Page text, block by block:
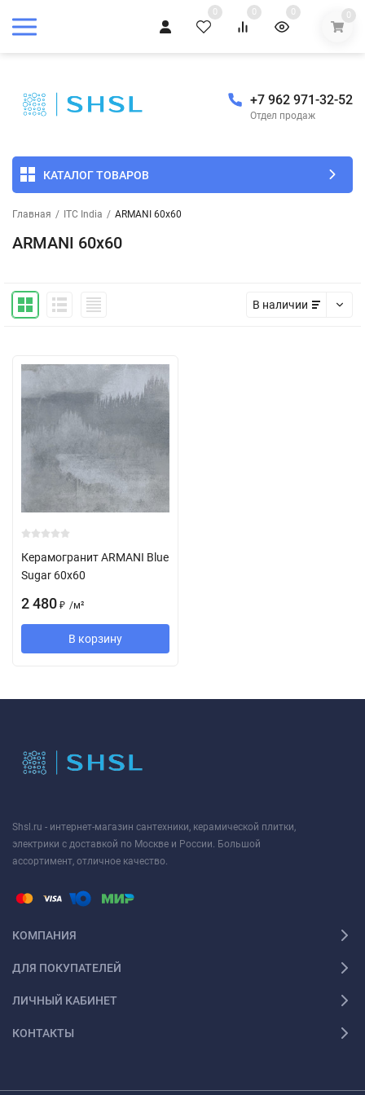
0 0 0 0
+7 962 971-32-52
Отдел продаж
КАТАЛОГ ТОВАРОВ
Главная / ITC India / ARMANI 60x60
ARMANI 60x60
В наличии
Керамогранит ARMANI Blue
Sugar 60x60
2 480 ₽ /м²
В корзину
Shsl.ru - интернет-магазин сантехники, керамической плитки,
электрики с доставкой по Москве и России. Большой
ассортимент, отличное качество.
КОМПАНИЯ
ДЛЯ ПОКУПАТЕЛЕЙ
ЛИЧНЫЙ КАБИНЕТ
КОНТАКТЫ